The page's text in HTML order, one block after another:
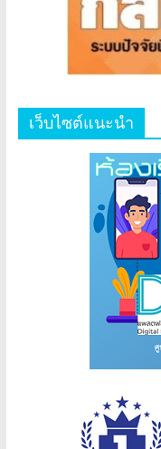
เว็บไซต์แนะนำ